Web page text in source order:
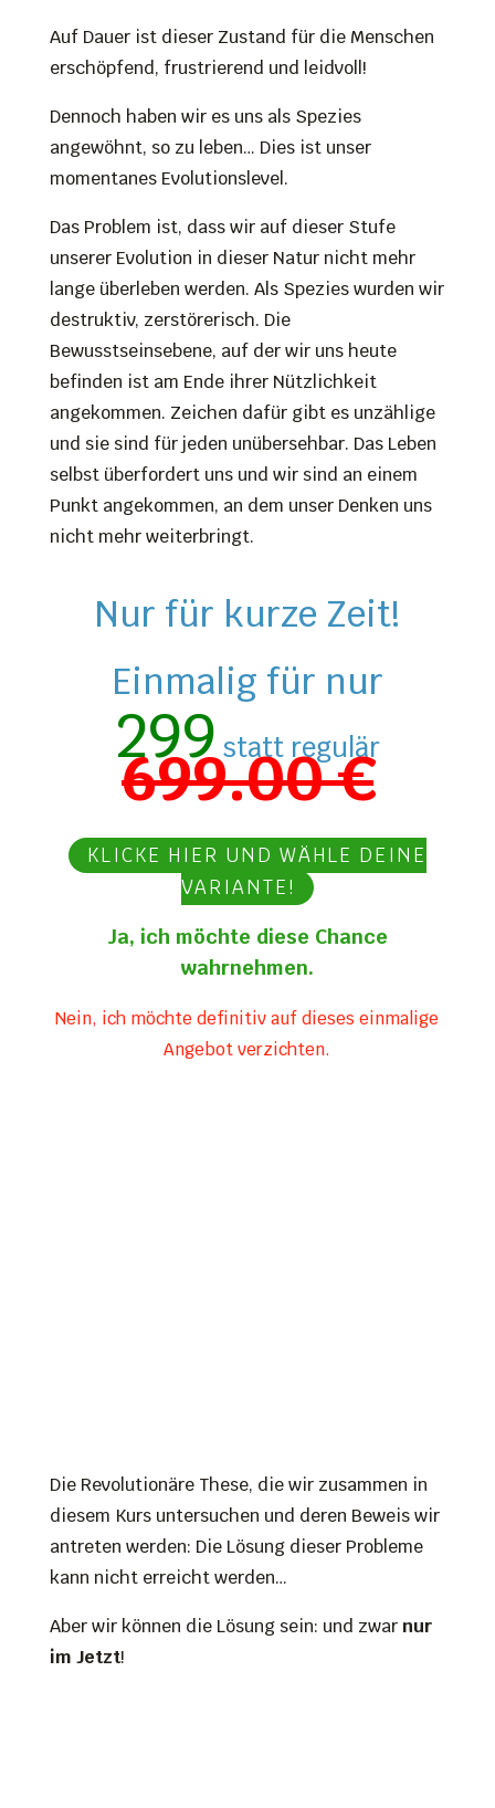
Auf Dauer ist dieser Zustand für die Menschen
erschöpfend, frustrierend und leidvoll!
Dennoch haben wir es uns als Spezies
angewöhnt, so zu leben… Dies ist unser
momentanes Evolutionslevel.
Das Problem ist, dass wir auf dieser Stufe
unserer Evolution in dieser Natur nicht mehr
lange überleben werden. Als Spezies wurden wir
destruktiv, zerstörerisch. Die
Bewusstseinsebene, auf der wir uns heute
befinden ist am Ende ihrer Nützlichkeit
angekommen. Zeichen dafür gibt es unzählige
und sie sind für jeden unübersehbar. Das Leben
selbst überfordert uns und wir sind an einem
Punkt angekommen, an dem unser Denken uns
nicht mehr weiterbringt.
Nur für kurze Zeit!
Einmalig für nur
299statt regulär
699.00 €
KLICKE HIER UND WÄHLE DEINE
VARIANTE!
Ja, ich möchte diese Chance
wahrnehmen.
Nein, ich möchte definitiv auf dieses einmalige
Angebot verzichten.
Die Revolutionäre These, die wir zusammen in
diesem Kurs untersuchen und deren Beweis wir
antreten werden: Die Lösung dieser Probleme
kann nicht erreicht werden…
Aber wir können die Lösung sein: und zwar nur
im Jetzt!